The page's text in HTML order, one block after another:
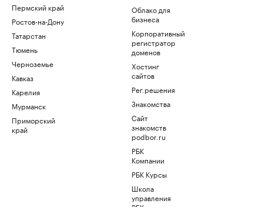
Пермский край
Ростов-на-Дону
Татарстан
Тюмень
Черноземье
Кавказ
Карелия
Мурманск
Приморский
край
Облако для
бизнеса
Корпоративный
регистратор
доменов
Хостинг
сайтов
Рег.решения
Знакомства
Сайт
знакомств
podbor.ru
РБК
Компании
РБК Курсы
Школа
управления